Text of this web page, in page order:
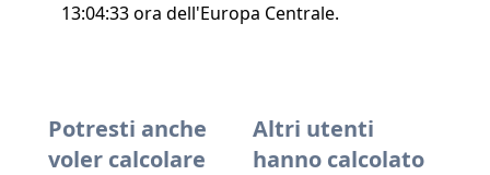
13:04:33 ora dell'Europa Centrale.
Potresti anche
voler calcolare
Altri utenti
hanno calcolato